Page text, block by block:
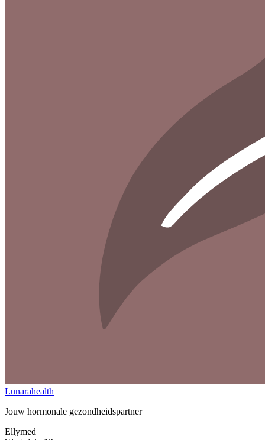
Lunarahealth
Jouw hormonale gezondheidspartner
Ellymed